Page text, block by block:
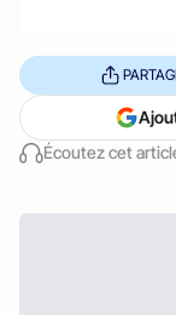
Écoutez cet